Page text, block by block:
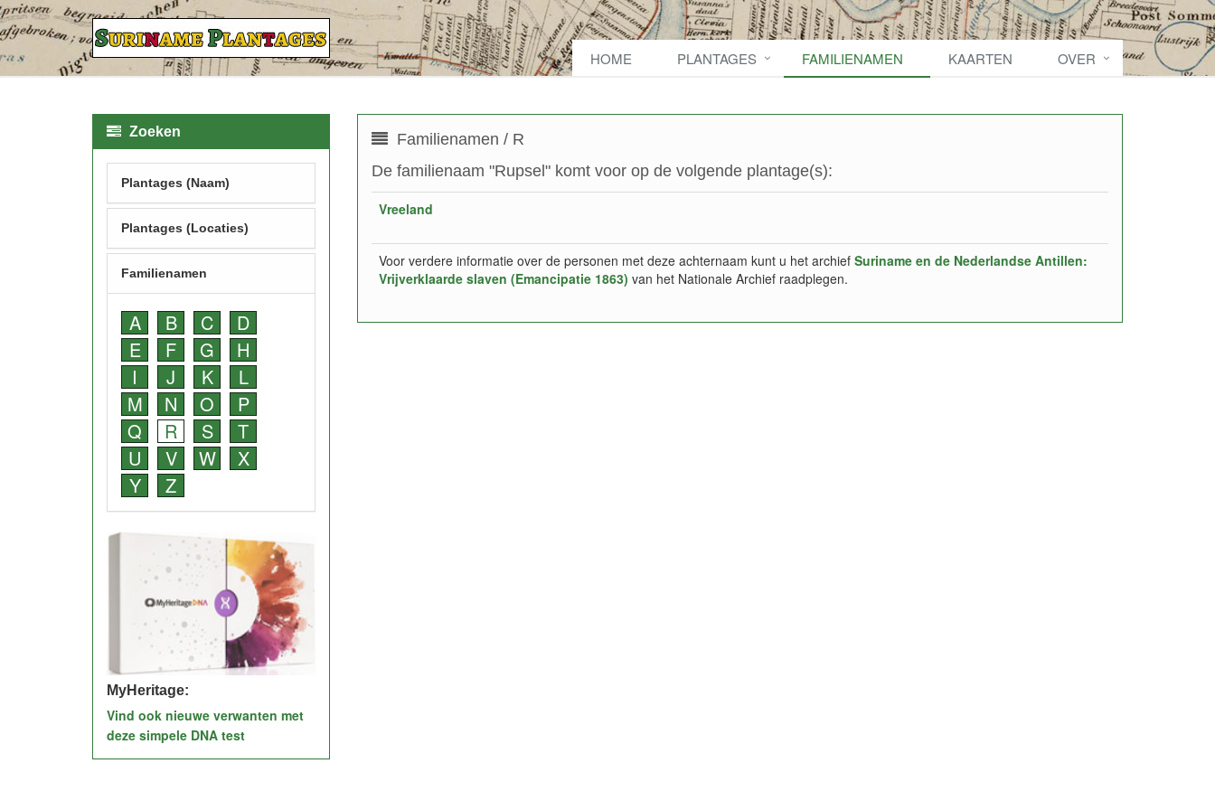
HOME PLANTAGES FAMILIENAMEN KAARTEN OVER
Familienamen / R
De familienaam "Rupsel" komt voor op de volgende plantage(s):
Vreeland
Voor verdere informatie over de personen met deze achternaam kunt u het archief Suriname en de Nederlandse Antillen:
Vrijverklaarde slaven (Emancipatie 1863) van het Nationale Archief raadplegen.
Zoeken
Plantages (Naam)
Plantages (Locaties)
Familienamen
A B C
D
E
F G
H
I
J K
L
M
N O
P
Q
R S
T
U
V W
X
Y
Z
MyHeritage:
Vind ook nieuwe verwanten met
deze simpele DNA test